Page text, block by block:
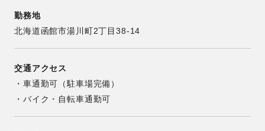
勤務地
北海道函館市湯川町2丁目38-14
交通アクセス
・車通勤可（駐車場完備）
・バイク・自転車通勤可